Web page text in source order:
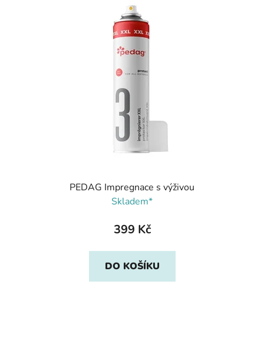
PEDAG Impregnace s výživou
Skladem*
399 Kč
DO KOŠÍKU